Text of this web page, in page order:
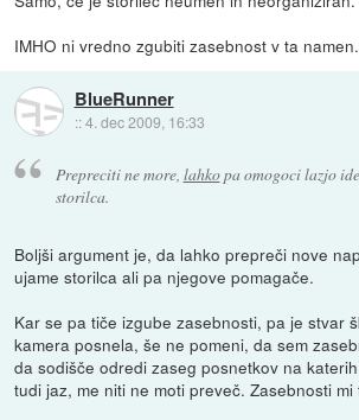
IMHO ni vredno zgubiti zasebnost v ta namen.
BlueRunner
::4. dec 2009, 16:33
Prepreciti ne more, lahkopa omogoci lazjo
storilca.
Boljši argument je, da lahko prepreči nove
ujame storilca ali pa njegove pomagače.
Kar se pa tiče izgube zasebnosti, pa je stvar
kamera posnela, še ne pomeni, da sem
da sodišče odredi zaseg posnetkov na
tudi jaz, me niti ne moti preveč. Zasebnosti